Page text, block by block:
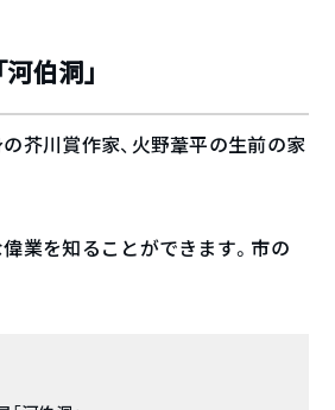
伯洞」
芥川賞作家、火野葦平の生前の家
業を知ることができます。市の